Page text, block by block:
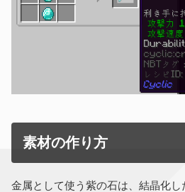
素材の作り方
金属として使う紫の石は、結晶化し